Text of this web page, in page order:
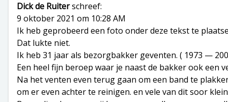
Dick de Ruiterschreef:
9 oktober 2021 om 10:28 AM
Ik heb geprobeerd een foto onder deze tekst te
Dat lukte niet.
Ik heb 31 jaar als bezorgbakker geventen. ( 1973 —
Een heel fijn beroep waar je naast de bakker ook een
Na het venten even terug gaan om een band te
om er even achter te reinigen. en vele van dit soor